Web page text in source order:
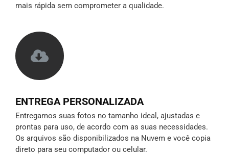
mais rápida sem comprometer a qualidade.
ENTREGA PERSONALIZADA
Entregamos suas fotos no tamanho ideal, ajustadas e
prontas para uso, de acordo com as suas necessidades.
Os arquivos são disponibilizados na Nuvem e você copia
direto para seu computador ou celular.